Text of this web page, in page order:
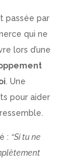
passée par
qui ne
lors d’une
. Une
pour aider
: “Si tu ne